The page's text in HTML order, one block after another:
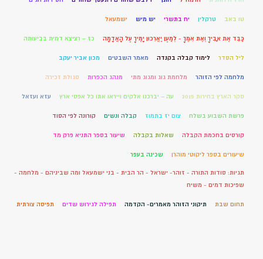
טו באב טרקלין יח בתשרי יש מיש ישמעאל
כַּבֵּד אֶת אָבִיךָ וְאֶת אִמֶּךָ - לְמַעַן יַאֲרִכוּן יָמֶיךָ עַל הָאֲדָמָה כז – רציצא דמית בביעותה
ליל הסדר לימוד קבלה בקנדה מאמר השבטים מכון אביר יעקב
מלחמה לפי הזוהר מלחמת גוג ומגוג מתי מנהג הכפרות סגולת זכירה
סקר הארץ בחירות 2015 עה – יברכנו אלקים וייראו אתו כל אפסי ארץ עזא ועזאל
פרשת השבוע בשלח צום יז בתמוז קבלה ונשים קורונה לפי הסוד
קורסים בחכמת הקבלה שאלות בקבלה שיעור בספר התניא פרק מד
שיעורים בספר ליקוטי מוהרן שכינה בעפר
תגיות: סודות התורה - זוהר- ישראל - הר הבית - בני ישמעאל ומה שביניהם - מלחמה -
שפיכות דמים - משיח
תחום שבת תיקוני הזוהר מאמרים- הקדמה תפילה לגירוש שדים תפיסה צורתית